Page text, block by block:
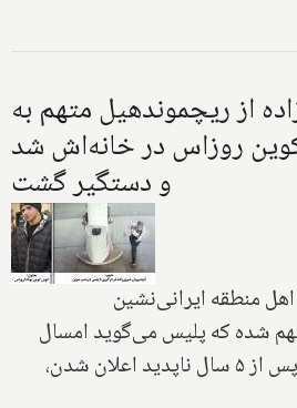
از ریچموندهیل متهم به
روزاس در خانه‌اش شد
و دستگیر گشت
منطقه ایرانی‌نشین
شده که پلیس می‌گوید امسال
توانسته جسد مقتول را پس از ۵ سال ناپدید اعلان شدن،